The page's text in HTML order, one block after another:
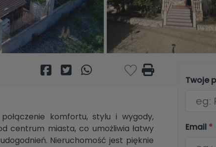
komfortu, stylu i wygody,
centrum miasta, co umożliwia łatwy
Nieruchomość jest pięknie
Twoje
Email *